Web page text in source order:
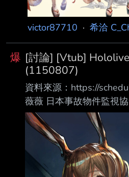
victor87710 · 希洽
爆 [討論] [Vtub]
(1150807)
資料來源：https://
薇薇 日本事故物件監視
https://
v=Yyl9sBUvVc0 ときの
新消息發表會 https://
v=5IpdYy91D-Y さくら
辣美食」工商 https://